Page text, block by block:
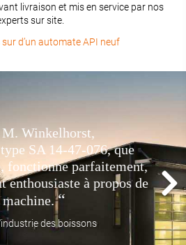
livraison et mis en service par nos
sur site.
d’un automate API neuf
du projet, il y a environ
acheté un séparateur
vous. Nous étions très
et du déroulement
vous prions de nous
WS CB505
...